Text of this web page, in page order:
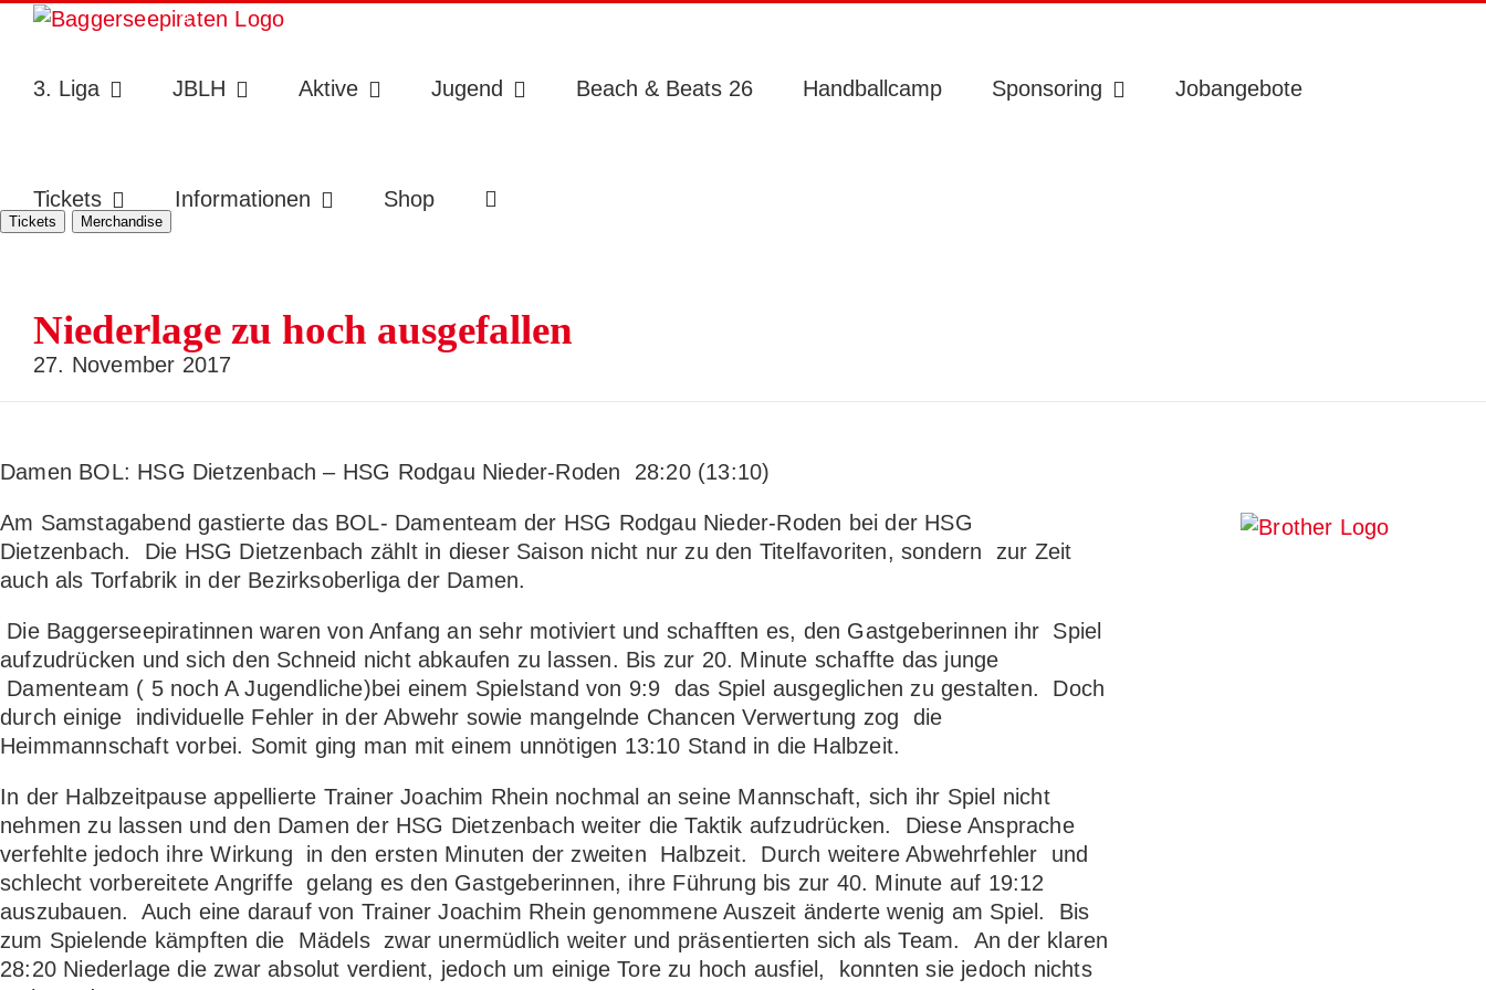
Zum
3. Liga JBLH Aktive Jugend Beach & Beats 26 Handballcamp Sponsoring Jobangebote
Tickets Informationen Shop
Niederlage zu hoch ausgefallen
27. November 2017
Damen BOL: HSG Dietzenbach – HSG Rodgau Nieder-Roden 28:20 (13:10)
Am Samstagabend gastierte das BOL- Damenteam der HSG Rodgau Nieder-Roden bei der HSG
Dietzenbach. Die HSG Dietzenbach zählt in dieser Saison nicht nur zu den Titelfavoriten, sondern zur Zeit
auch als Torfabrik in der Bezirksoberliga der Damen.
Die Baggerseepiratinnen waren von Anfang an sehr motiviert und schafften es, den Gastgeberinnen ihr Spiel
aufzudrücken und sich den Schneid nicht abkaufen zu lassen. Bis zur 20. Minute schaffte das junge
Damenteam ( 5 noch A Jugendliche)bei einem Spielstand von 9:9 das Spiel ausgeglichen zu gestalten. Doch
durch einige individuelle Fehler in der Abwehr sowie mangelnde Chancen Verwertung zog die
Heimmannschaft vorbei. Somit ging man mit einem unnötigen 13:10 Stand in die Halbzeit.
In der Halbzeitpause appellierte Trainer Joachim Rhein nochmal an seine Mannschaft, sich ihr Spiel nicht
nehmen zu lassen und den Damen der HSG Dietzenbach weiter die Taktik aufzudrücken. Diese Ansprache
verfehlte jedoch ihre Wirkung in den ersten Minuten der zweiten Halbzeit. Durch weitere Abwehrfehler und
schlecht vorbereitete Angriffe gelang es den Gastgeberinnen, ihre Führung bis zur 40. Minute auf 19:12
auszubauen. Auch eine darauf von Trainer Joachim Rhein genommene Auszeit änderte wenig am Spiel. Bis
zum Spielende kämpften die Mädels zwar unermüdlich weiter und präsentierten sich als Team. An der klaren
28:20 Niederlage die zwar absolut verdient, jedoch um einige Tore zu hoch ausfiel, konnten sie jedoch nichts
Sliding
Tickets Merchandise